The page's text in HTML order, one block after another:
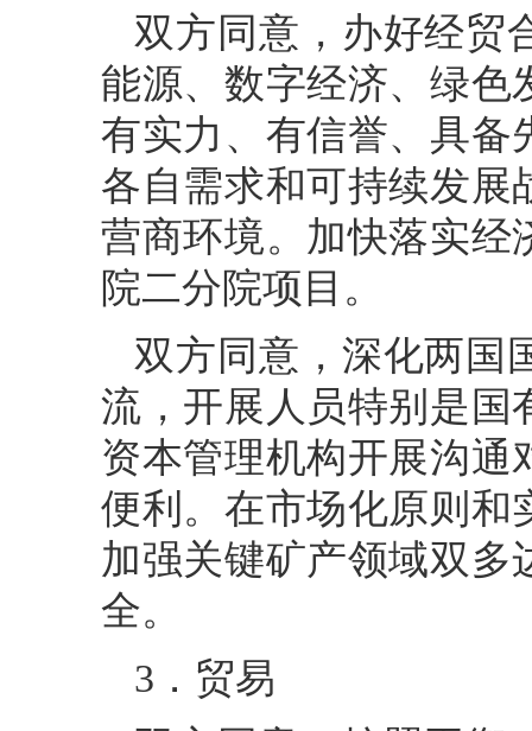
双方同意，办好经贸
能源、数字经济、绿色
有实力、有信誉、具备
各自需求和可持续发展
营商环境。加快落实经
院二分院项目。
双方同意，深化两国
流，开展人员特别是国
资本管理机构开展沟通
便利。在市场化原则和
加强关键矿产领域双多
全。
3．贸易